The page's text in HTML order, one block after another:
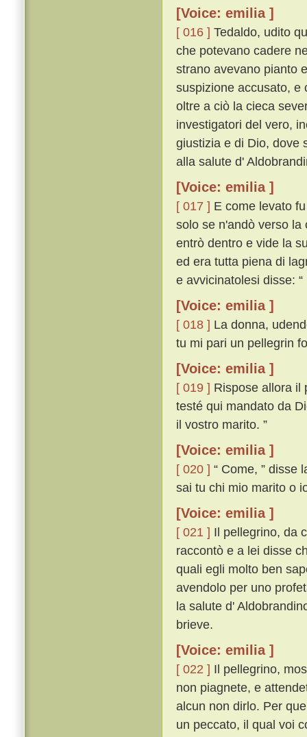
[Voice: emilia ]
[ 016 ] Tedaldo, udito
che potevano cadere
strano avevano pianto
suspizione accusato, e
oltre a ciò la cieca
investigatori del vero,
giustizia e di Dio, dove
alla salute d'
[Voice: emilia ]
[ 017 ] E come levato
solo se n'andò verso
entrò dentro e vide la
ed era tutta piena di
e avvicinatolesi disse:
[Voice: emilia ]
[ 018 ] La donna,
tu mi pari un pellegrin
[Voice: emilia ]
[ 019 ] Rispose allora il
testé qui mandato da
il vostro marito. ”
[Voice: emilia ]
[ 020 ] “ Come, ” disse
sai tu chi mio marito o
[Voice: emilia ]
[ 021 ] Il pellegrino, da
raccontò e a lei disse
quali egli molto ben
avendolo per uno
la salute d'
brieve.
[Voice: emilia ]
[ 022 ] Il pellegrino,
non piagnete, e
alcun non dirlo. Per
un peccato, il qual voi